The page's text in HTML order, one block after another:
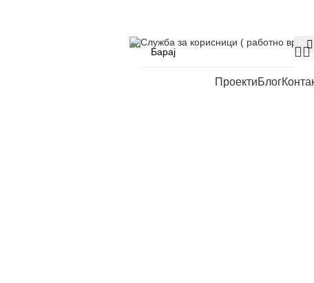
Служба за корисници ( работно
ПроектиБлог